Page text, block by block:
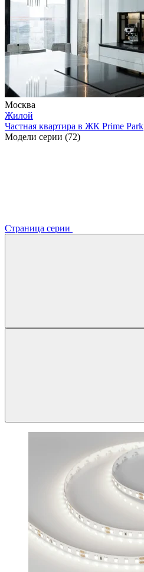
Москва
Жилой
Частная квартира в ЖК Prime Park
Модели серии (72)
Страница серии